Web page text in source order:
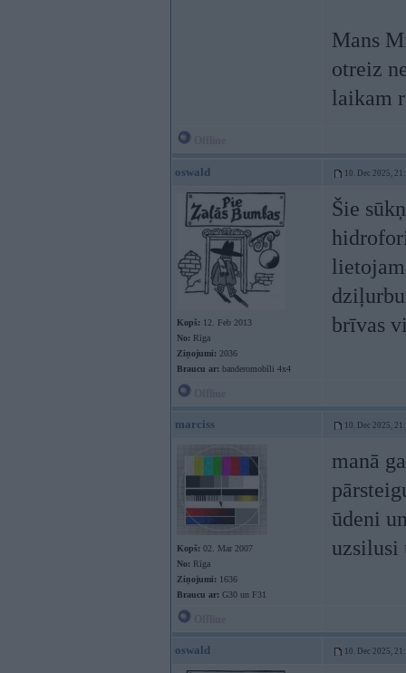
Mans
otreiz
laikam
oswald 10. Dec 2025,
Kopš: 12. Feb 2013
No: Rīga
Ziņojumi: 2036
Braucu ar: banderomobīli 4x4
Šie
brīvas
marciss 10. Dec 2025,
Kopš: 02. Mar 2007
No: Rīga
Ziņojumi: 1636
Braucu ar: G30 un F31
manā
ūdeni
uzsilusi
oswald 10. Dec 2025,